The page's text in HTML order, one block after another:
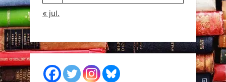
« jul.